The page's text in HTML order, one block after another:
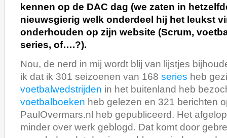
kennen op de DAC dag (we zaten in
nieuwsgierig welk onderdeel hij het leukst
onderhouden op zijn website (Scrum,
series, of….?).
Nou, de nerd in mij wordt blij van lijstjes
ik dat ik 301 seizoenen van 168 series heb
voetbalwedstrijden in het buitenland heb
voetbalboeken heb gelezen en 321 berichten
PaulOvermars.nl heb gepubliceerd. Het
minder over werk geblogd. Dat komt door